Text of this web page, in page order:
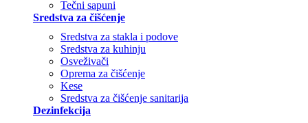
Tečni sapuni
Sredstva za čišćenje
Sredstva za stakla i podove
Sredstva za kuhinju
Osveživači
Oprema za čišćenje
Kese
Sredstva za čišćenje sanitarija
Dezinfekcija